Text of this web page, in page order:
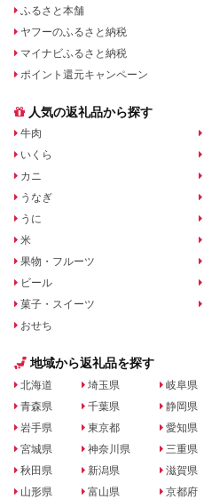
ふるさと本舗
ヤフーのふるさと納税
マイナビふるさと納税
ポイント還元キャンペーン
人気の返礼品から探す
牛肉
いくら
カニ
うなぎ
うに
米
果物・フルーツ
ビール
菓子・スイーツ
おせち
地域から返礼品を探す
北海道
青森県
岩手県
宮城県
秋田県
山形県
埼玉県
千葉県
東京都
神奈川県
新潟県
富山県
岐阜県
静岡県
愛知県
三重県
滋賀県
京都府